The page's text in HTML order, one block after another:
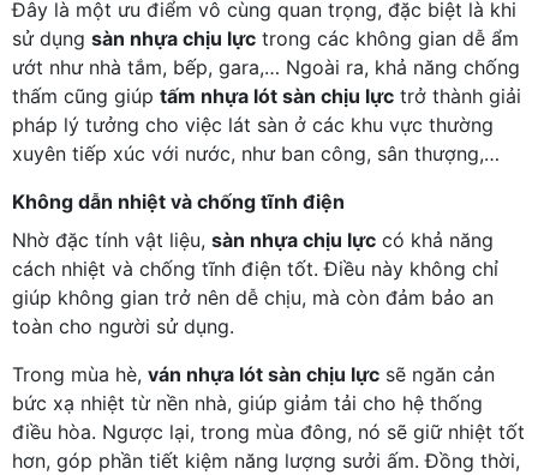
Đây là một ưu điểm vô cùng quan trọng, đặc biệt là khi
sử dụng sàn nhựa chịu lực trong các không gian dễ ẩm
ướt như nhà tắm, bếp, gara,… Ngoài ra, khả năng chống
thấm cũng giúp tấm nhựa lót sàn chịu lực trở thành giải
pháp lý tưởng cho việc lát sàn ở các khu vực thường
xuyên tiếp xúc với nước, như ban công, sân thượng,…
Không dẫn nhiệt và chống tĩnh điện
Nhờ đặc tính vật liệu, sàn nhựa chịu lực có khả năng
cách nhiệt và chống tĩnh điện tốt. Điều này không chỉ
giúp không gian trở nên dễ chịu, mà còn đảm bảo an
toàn cho người sử dụng.
Trong mùa hè, ván nhựa lót sàn chịu lực sẽ ngăn cản
bức xạ nhiệt từ nền nhà, giúp giảm tải cho hệ thống
điều hòa. Ngược lại, trong mùa đông, nó sẽ giữ nhiệt tốt
hơn, góp phần tiết kiệm năng lượng sưởi ấm. Đồng thời,